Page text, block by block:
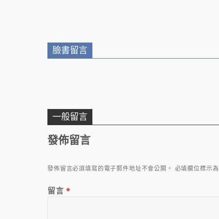
臉書留言
一般留言
發佈留言
發佈留言必須填寫的電子郵件地址不會公開。 必填欄位標示
留言 *